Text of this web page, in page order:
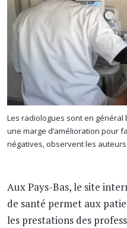
Les radiologues sont en général
une marge d’amélioration pour
négatives, observent les
Aux Pays-Bas, le site
de santé permet aux
les prestations des